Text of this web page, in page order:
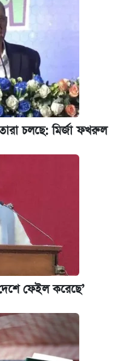
চলছে: মির্জা ফখরুল
ফেইল করেছে’